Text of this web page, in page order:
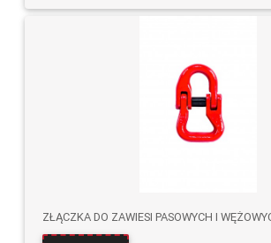
ZŁĄCZKA DO ZAWIESI PASOWYCH I